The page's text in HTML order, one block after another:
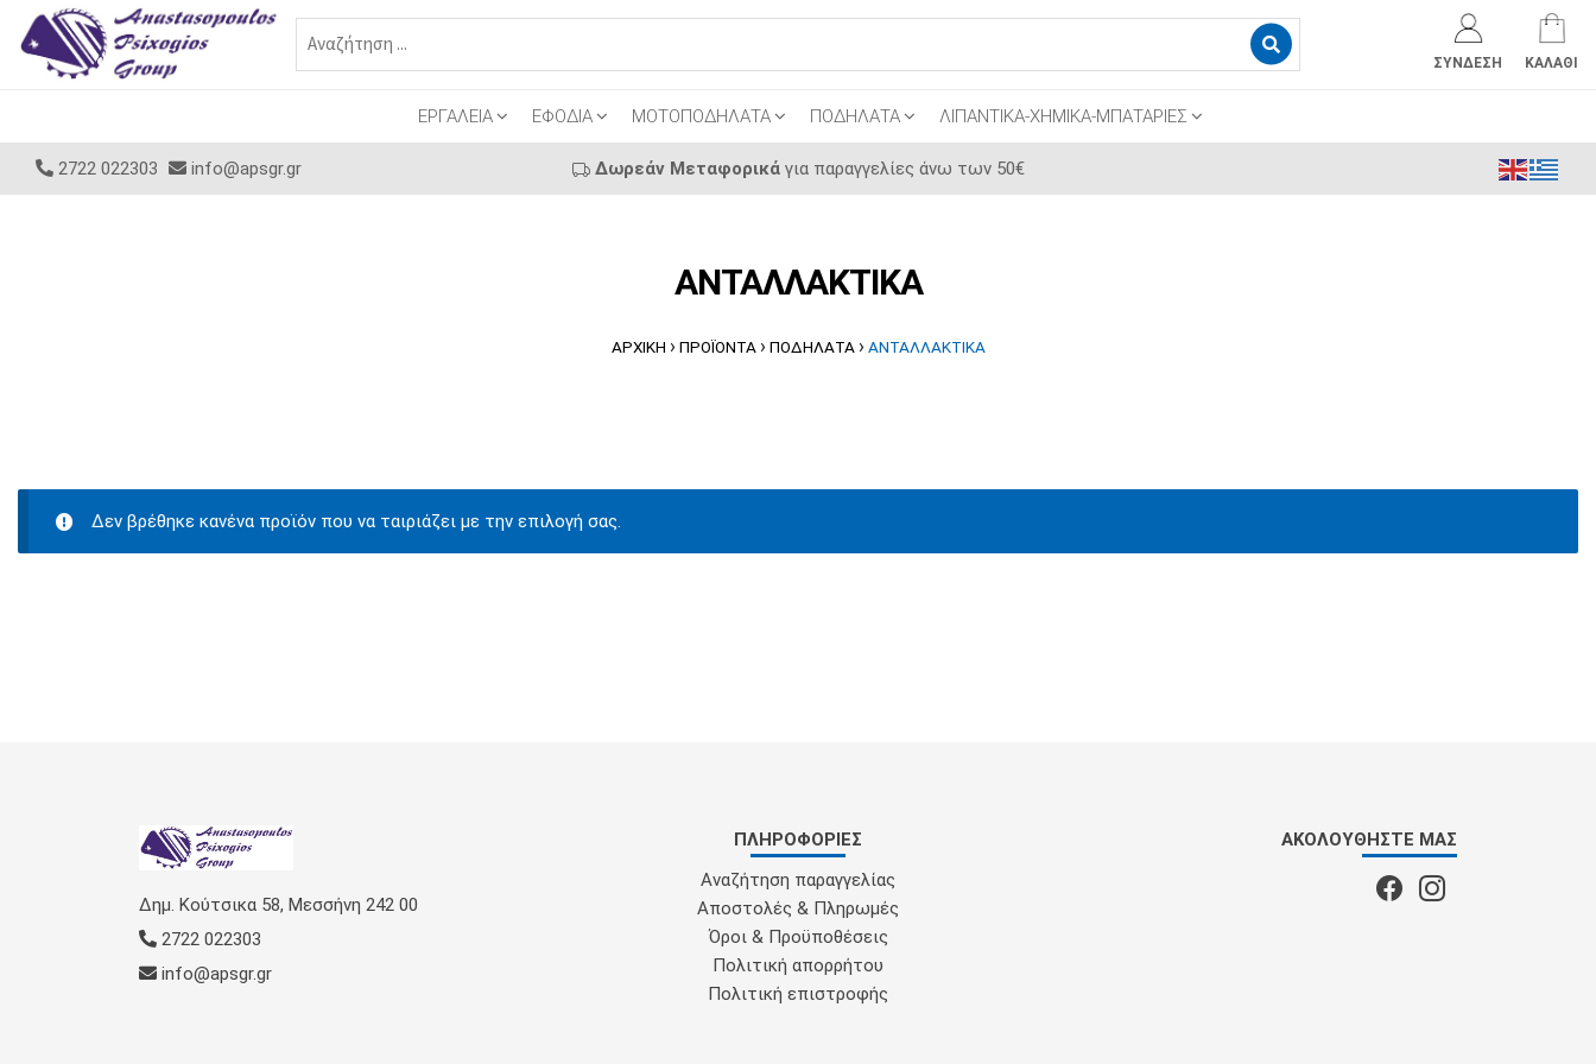
ΣΎΝΔΕΣΗ ΚΑΛΆΘΙ
ΕΡΓΑΛΕΙΑ ΕΦΟΔΙΑ ΜΟΤΟΠΟΔΗΛΑΤΑ ΠΟΔΗΛΑΤΑ ΛΙΠΑΝΤΙΚΑ-ΧΗΜΙΚΑ-ΜΠΑΤΑΡΙΕΣ
2722 022303 info@apsgr.gr Δωρεάν Μεταφορικάγια παραγγελίες άνω των 50€
ΑΝΤΑΛΛΑΚΤΙΚΑ
ΑΡΧΙΚΉ › ΠΡΟΪΌΝΤΑ › ΠΟΔΗΛΑΤΑ › ΑΝΤΑΛΛΑΚΤΙΚΑ
Δεν βρέθηκε κανένα προϊόν που να ταιριάζει με την επιλογή σας.
Δημ. Κούτσικα 58, Μεσσήνη 242 00
2722 022303
info@apsgr.gr
ΠΛΗΡΟΦΟΡΊΕΣ
Αναζήτηση παραγγελίας
Αποστολές & Πληρωμές
Όροι & Προϋποθέσεις
Πολιτική απορρήτου
Πολιτική επιστροφής
ΑΚΟΛΟΥΘΉΣΤΕ ΜΑΣ